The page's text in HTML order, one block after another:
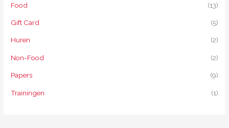
Food (13)
Gift Card (5)
Huren (2)
Non-Food (2)
Papers (9)
Trainingen (1)